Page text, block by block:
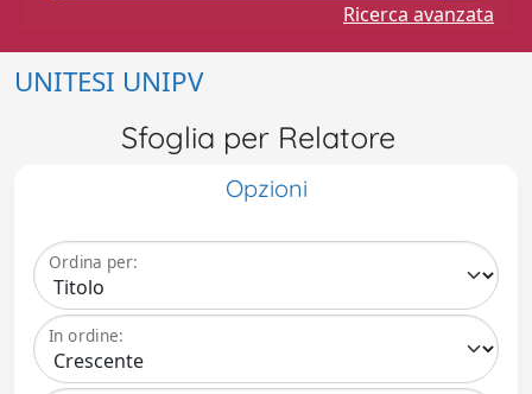
Ricerca avanzata
UNITESI UNIPV
Sfoglia per Relatore
Opzioni
Ordina per:
In ordine: